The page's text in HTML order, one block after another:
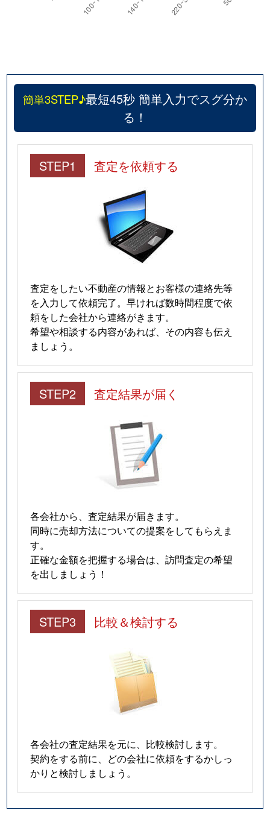
簡単3STEP♪最短45秒 簡単入力でスグ分か
る！
STEP1 査定を依頼する
査定をしたい不動産の情報とお客様の連絡先等
を入力して依頼完了。早ければ数時間程度で依
頼をした会社から連絡がきます。
希望や相談する内容があれば、その内容も伝え
ましょう。
STEP2 査定結果が届く
各会社から、査定結果が届きます。
同時に売却方法についての提案をしてもらえま
す。
正確な金額を把握する場合は、訪問査定の希望
を出しましょう！
STEP3 比較＆検討する
各会社の査定結果を元に、比較検討します。
契約をする前に、どの会社に依頼をするかしっ
かりと検討しましょう。